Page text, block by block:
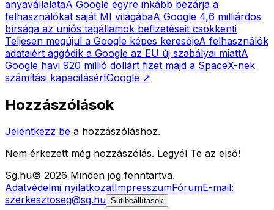
anyavállalataA Google egyre inkább bezárja a
felhasználókat saját MI világábaA Google 4,6 milliárdos
bírsága az uniós tagállamok befizetéseit csökkenti
Teljesen megújul a Google képes keresőjeA felhasználók
adataiért aggódik a Google az EU új szabályai miattA
Google havi 920 millió dollárt fizet majd a SpaceX-nek
számítási kapacitásértGoogle ↗
Hozzászólások
Jelentkezz be a hozzászóláshoz.
Nem érkezett még hozzászólás. Legyél Te az első!
Sg.hu© 2026 Minden jog fenntartva.
Adatvédelmi nyilatkozatImpresszumFórumE-mail:
szerkesztoseg@sg.hu Sütibeállítások